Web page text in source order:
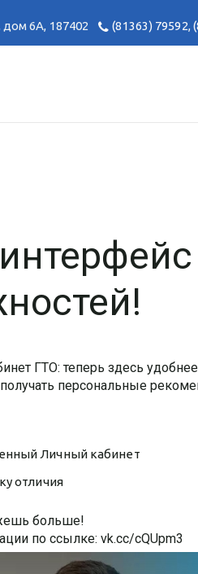
дом 6А, 187402 (81363) 79592,
ГТО: теперь здесь
персональные
Личный кабинет
отличия
больше!
по ссылке: vk.cc/cQUpm3